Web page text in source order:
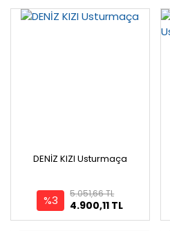
DENİZ KIZI Usturmaça
%3 4.900,11 TL
5.051,66 TL